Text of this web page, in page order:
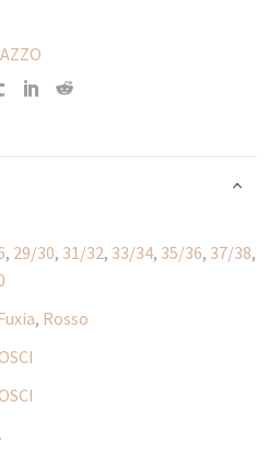
, 29/30, 31/32, 33/34, 35/36, 37/38,
, Rosso